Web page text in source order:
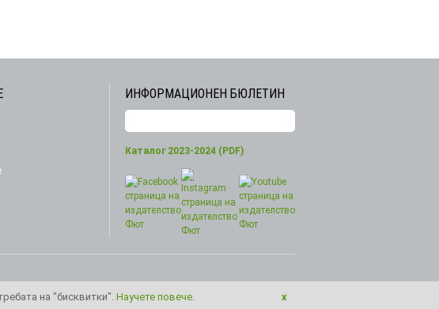
ИНФОРМАЦИОНЕН БЮЛЕТИН
Каталог 2023-2024 (PDF)
на "бисквитки". Научете повече. x